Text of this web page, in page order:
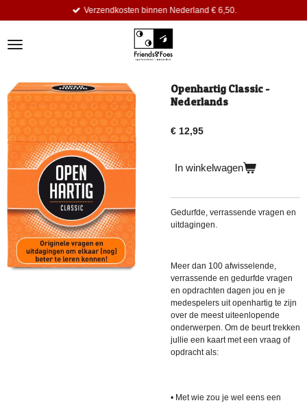
de
Verzendkosten binnen Nederland € 6,50.
Openhartig Classic -
Nederlands
€ 12,95
In winkelwagen
Gedurfde, verrassende vragen en
uitdagingen.
Meer dan 100 afwisselende,
verrassende en gedurfde vragen
en opdrachten dagen jou en je
medespelers uit openhartig te zijn
over de meest uiteenlopende
onderwerpen. Om de beurt trekken
jullie een kaart met een vraag of
opdracht als:
• Met wie zou je wel eens een